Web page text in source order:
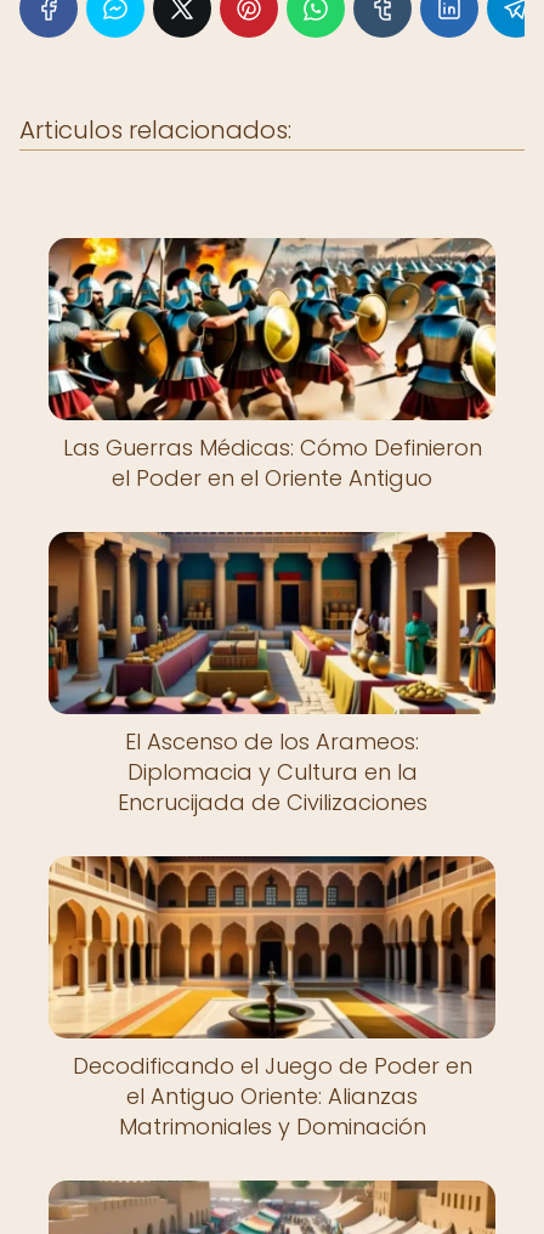
Articulos relacionados:
Las Guerras Médicas: Cómo Definieron
el Poder en el Oriente Antiguo
El Ascenso de los Arameos:
Diplomacia y Cultura en la
Encrucijada de Civilizaciones
Decodificando el Juego de Poder en
el Antiguo Oriente: Alianzas
Matrimoniales y Dominación